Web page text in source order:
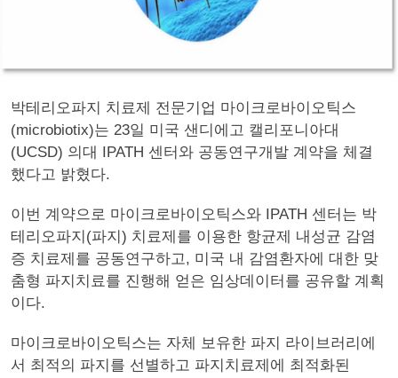
박테리오파지 치료제 전문기업 마이크로바이오틱스
(microbiotix)는 23일 미국 샌디에고 캘리포니아대
(UCSD) 의대 IPATH 센터와 공동연구개발 계약을 체결
했다고 밝혔다.
이번 계약으로 마이크로바이오틱스와 IPATH 센터는 박
테리오파지(파지) 치료제를 이용한 항균제 내성균 감염
증 치료제를 공동연구하고, 미국 내 감염환자에 대한 맞
춤형 파지치료를 진행해 얻은 임상데이터를 공유할 계획
이다.
마이크로바이오틱스는 자체 보유한 파지 라이브러리에
서 최적의 파지를 선별하고 파지치료제에 최적화된